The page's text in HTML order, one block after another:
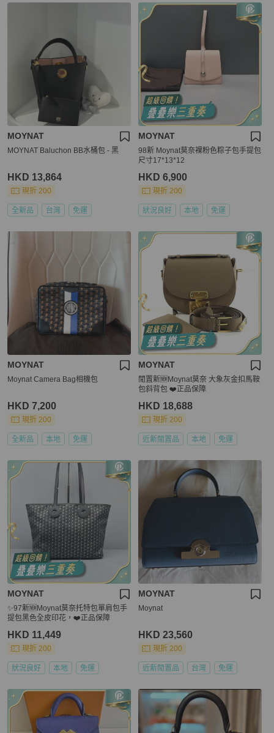
MOYNAT
MOYNAT Baluchon BB水桶包 - 黑
HKD 13,864
現折 200
全新品 台灣 免運
MOYNAT
98新 Moynat莫奈裸粉色粽子包手提包
尺寸17*13*12
HKD 6,900
現折 200
狀況良好 本地 免運
MOYNAT
Moynat Camera Bag相機包
HKD 7,200
現折 200
全新品 本地 免運
MOYNAT
閒置新🆕Moynat莫奈 大象灰金扣馬鞍
包斜背包 ❤️正品保障
HKD 18,688
現折 200
近新閒置品 本地 免運
MOYNAT
✨97新🆕Moynat莫奈托特包單肩包手
提包黑色全皮印花，❤️正品保障
HKD 11,449
現折 200
狀況良好 本地 免運
MOYNAT
Moynat
HKD 23,560
現折 200
近新閒置品 台灣 免運